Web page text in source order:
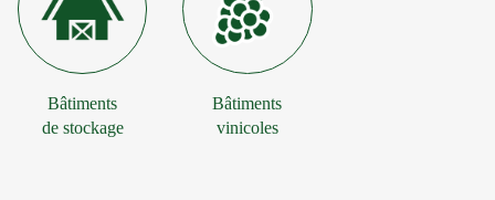
Bâtiments
de stockage
Bâtiments
vinicoles